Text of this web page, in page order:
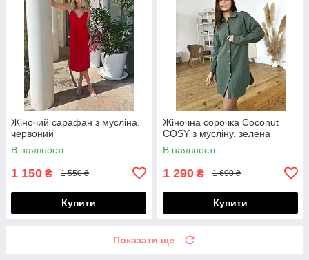
Жіночий сарафан з мусліна,
червоний
В наявності
1 150 ₴ 1 550 ₴
Купити
Жіночна сорочка Coconut
COSY з мусліну, зелена
В наявності
1 290 ₴ 1 690 ₴
Купити
Показати ще